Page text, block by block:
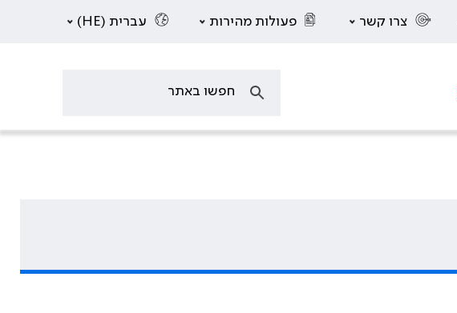
צרו קשר פעולות מהירות עברית (HE)